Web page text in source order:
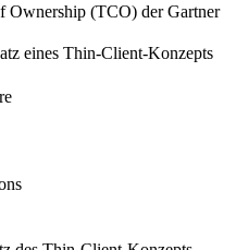
Ownership (TCO) der Gartner
eines Thin-Client-Konzepts